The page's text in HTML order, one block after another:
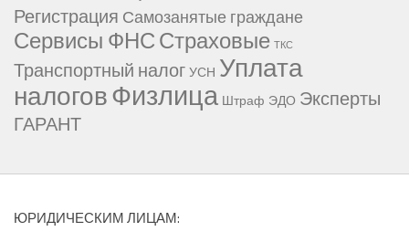
Регистрация Самозанятые граждане
Сервисы ФНССтраховые ТКС
Транспортный налогУСН Уплата
налоговФизлица Штраф ЭДО Эксперты
ГАРАНТ
ЮРИДИЧЕСКИМ ЛИЦАМ: